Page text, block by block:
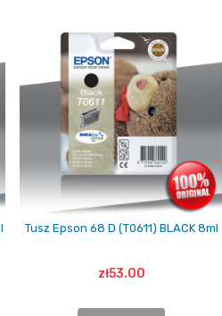
Tusz Epson 68 D (T0611) BLACK 8ml
zł53.00